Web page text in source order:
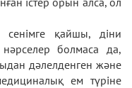
сенімге қайшы, діни
болмаса да,
дәлелденген және
ем түріне